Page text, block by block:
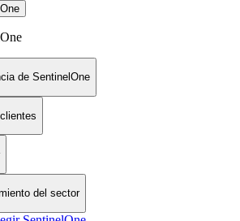
de SentinelOne
del sector